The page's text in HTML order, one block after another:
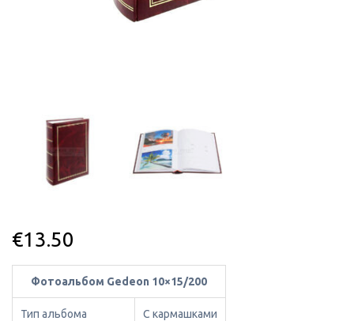
€13.50
Фотоальбом Gedeon 10×15/200
Тип альбома С кармашками